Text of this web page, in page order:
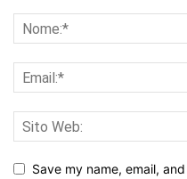
Save my name, email,